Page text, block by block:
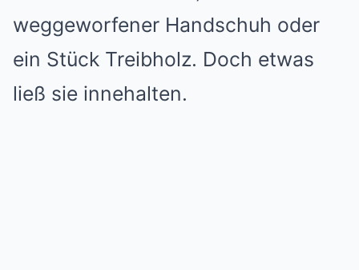
weggeworfener Handschuh oder
ein Stück Treibholz. Doch etwas
ließ sie innehalten.